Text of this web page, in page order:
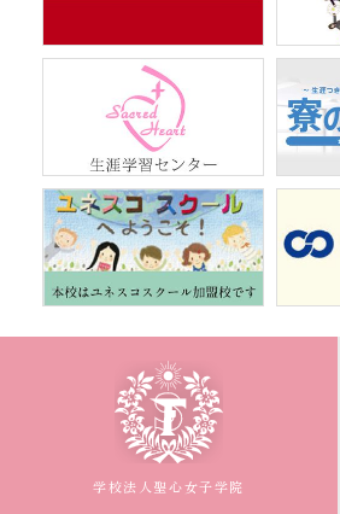
学校法人聖心女子学院